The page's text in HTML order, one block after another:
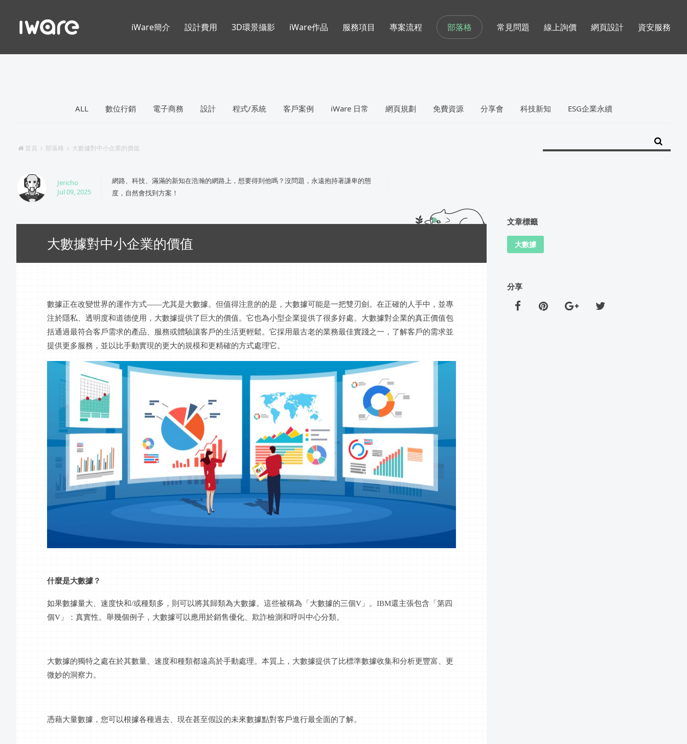
部落格
ALL 數位行銷 電子商務 設計 程式/系統 客戶案例 iWare 日常 網頁規劃 免費資源 分享會 科技新知 ESG企業永續
首頁 部落格 大數據對中小企業的價值
Jericho
Jul 09, 2025
網路、科技、滿滿的新知在浩瀚的網路上，想要得到他嗎？沒問題，永遠抱持著謙卑的態
度，自然會找到方案！
大數據對中小企業的價值
數據正在改變世界的運作方式——尤其是大數據。但值得注意的的是，大數據可能是一把雙刃劍。在正確的人手中，並專
注於隱私、透明度和道德使用，大數據提供了巨大的價值。它也為小型企業提供了很多好處。大數據對企業的真正價值包
括通過最符合客戶需求的產品、服務或體驗讓客戶的生活更輕鬆。它採用最古老的業務最佳實踐之一，了解客戶的需求並
提供更多服務，並以比手動實現的更大的規模和更精確的方式處理它。
什麼是大數據？
如果數據量大、速度快和/或種類多，則可以將其歸類為大數據。這些被稱為「大數據的三個V 」。 IBM還主張包含「第四
個V 」：真實性。舉幾個例子，大數據可以應用於銷售優化、欺詐檢測和呼叫中心分類。
大數據的獨特之處在於其數量、速度和種類都遠高於手動處理。本質上，大數據提供了比標準數據收集和分析更豐富、更
微妙的洞察力。
憑藉大量數據，您可以根據各種過去、現在甚至假設的未來數據點對客戶進行最全面的了解。
文章標籤
大數據
分享